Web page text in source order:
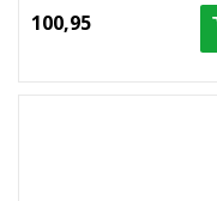
100,95